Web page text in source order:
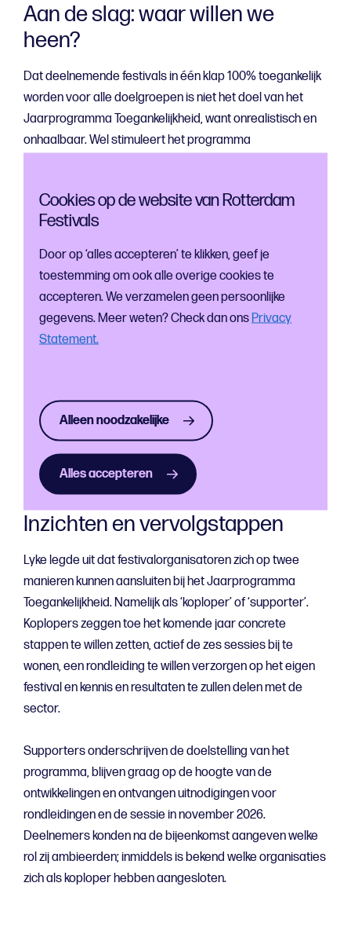
Cookies op de website van Rotterdam
Festivals
Door op ‘alles accepteren’ te klikken, geef je
toestemming om ook alle overige cookies te
accepteren. We verzamelen geen persoonlijke
gegevens. Meer weten? Check dan ons Privacy
Statement.
Alleen noodzakelijke
Alles accepteren
Aan de slag: waar willen we
heen?
Dat deelnemende festivals in één klap 100% toegankelijk
worden voor alle doelgroepen is niet het doel van het
Jaarprogramma Toegankelijkheid, want onrealistisch en
onhaalbaar. Wel stimuleert het programma
deelnemer. Lyke raadde aan te kijken naar wat bij het
festival past óf om het aan de eigen bezoekers te vragen.
Alle aanwezige organisatoren werden uitgenodigd
terplekke een of meer ‘voorlopige ambities’ te
formuleren. Na een kwartier bedenktijd was het ze
allemaal gelukt om tot een concept-ambitie te komen.
Veel organisatoren realiseerden zich dat hun
terug te vinden. Sommige festivals waren zich bewust
geworden van verbeterpunten op het gebied van sociale
veiligheid. Een enkeling had een heel concreet doel, zoals:
fondsen werven om gebarentolken in te kunnen huren.
Inzichten en vervolgstappen
Lyke legde uit dat festivalorganisatoren zich op twee
manieren kunnen aansluiten bij het Jaarprogramma
Toegankelijkheid. Namelijk als ‘koploper’ of ‘supporter’.
Koplopers zeggen toe het komende jaar concrete
stappen te willen zetten, actief de zes sessies bij te
wonen, een rondleiding te willen verzorgen op het eigen
festival en kennis en resultaten te zullen delen met de
sector.
Supporters onderschrijven de doelstelling van het
programma, blijven graag op de hoogte van de
ontwikkelingen en ontvangen uitnodigingen voor
rondleidingen en de sessie in november 2026.
Deelnemers konden na de bijeenkomst aangeven welke
rol zij ambieerden; inmiddels is bekend welke organisaties
zich als koploper hebben aangesloten.